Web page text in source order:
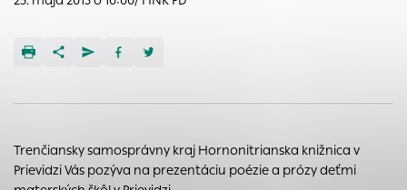
Trenčiansky samosprávny kraj Hornonitrianska knižnica v
Prievidzi Vás pozýva na prezentáciu poézie a prózy deťmi
voľba v tomto okne.
Technické súbory cookie sú pre prevádzku nevyhnutné a
pomáhajú urobiť webové stránky uplatniteľnými tým, že
umožňujú základné funkcie, ako je navigácia na stránke a